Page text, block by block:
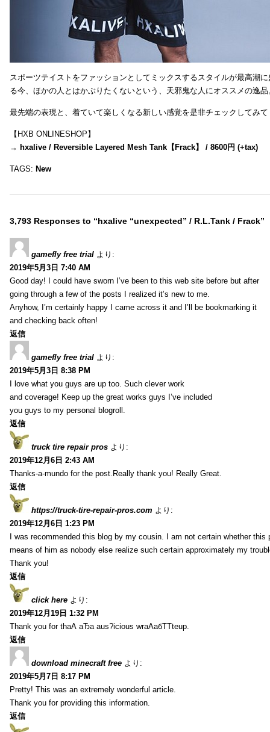
スポーツテイストをファッションとしてミックスするスタイルが最高潮
る今、ほかの人とはかぶりたくないという、天邪鬼な人にオススメの逸品
最先端の表現と、着ていて楽しくなる新しい感覚を是非チェックしてみ
【HXB ONLINESHOP】
→ hxalive / Reversible Layered Mesh Tank【Frack】 / 8600円 (+tax)
TAGS: New
3,793 Responses to “hxalive “unexpected” / R.L.Tank / Frack”
gamefly free trial より:
2019年5月3日 7:40 AM
Good day! I could have sworn I’ve been to this web site before but after
going through a few of the posts I realized it’s new to me.
Anyhow, I’m certainly happy I came across it and I’ll be bookmarking it
and checking back often!
返信
gamefly free trial より:
2019年5月3日 8:38 PM
I love what you guys are up too. Such clever work
and coverage! Keep up the great works guys I’ve included
you guys to my personal blogroll.
返信
truck tire repair pros より:
2019年12月6日 2:43 AM
Thanks-a-mundo for the post.Really thank you! Really Great.
返信
https://truck-tire-repair-pros.com より:
2019年12月6日 1:23 PM
I was recommended this blog by my cousin. I am not certain whether this
means of him as nobody else realize such certain approximately my
Thank you!
返信
click here より:
2019年12月19日 1:32 PM
Thank you for thаА аЂа aus?icious wrаАабТТteup.
返信
download minecraft free より:
2019年5月7日 8:17 PM
Pretty! This was an extremely wonderful article.
Thank you for providing this information.
返信